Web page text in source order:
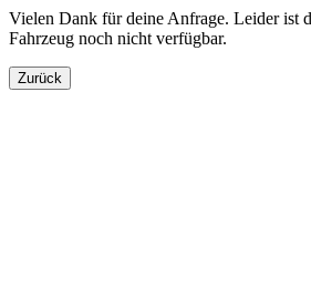
Vielen Dank für deine Anfrage. Leider ist
Fahrzeug noch nicht verfügbar.
Zurück